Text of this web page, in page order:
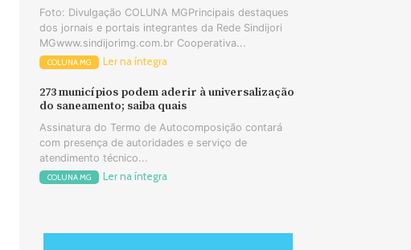
Foto: Divulgação COLUNA MGPrincipais destaques
dos jornais e portais integrantes da Rede Sindijori
MGwww.sindijorimg.com.br Cooperativa...
COLUNA MG Ler na íntegra
273 municípios podem aderir à universalização
do saneamento; saiba quais
Assinatura do Termo de Autocomposição contará
com presença de autoridades e serviço de
atendimento técnico...
COLUNA MG Ler na íntegra